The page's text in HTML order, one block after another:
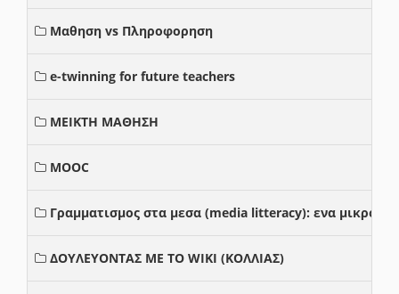
Μαθηση vs Πληροφορηση
e-twinning for future teachers
ΜΕΙΚΤΗ ΜΑΘΗΣΗ
MOOC
Γραμματισμος στα μεσα (media litteracy): ενα μικρο
ΔΟΥΛΕΥΟΝΤΑΣ ΜΕ ΤΟ WIKI (ΚΟΛΛΙΑΣ)